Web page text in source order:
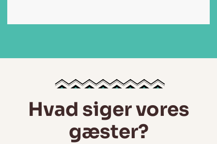
Hvad siger vores
gæster?